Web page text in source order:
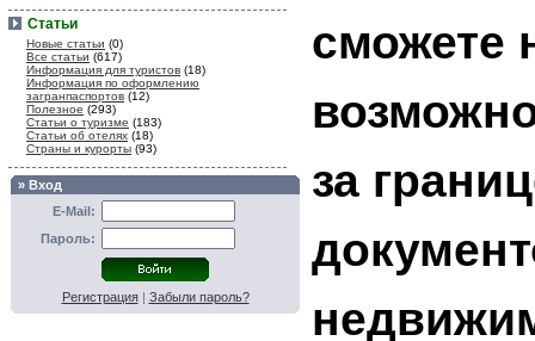
Статьи
Новые статьи (0)
Все статьи (617)
Информация для туристов (18)
Информация по оформлению
загранпаспортов (12)
Полезное (293)
Статьи о туризме (183)
Статьи об отелях (18)
Страны и курорты (93)
» Вход
E-Mail:
Пароль:
Регистрация| Забыли пароль?
сможете
за